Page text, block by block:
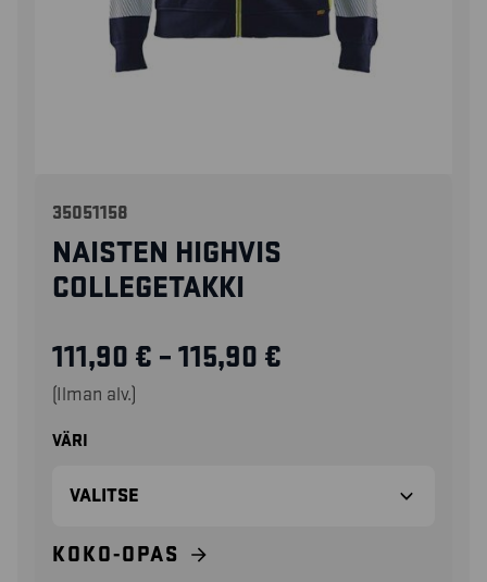
35051158
NAISTEN HIGHVIS
COLLEGETAKKI
111,90 € – 115,90 €
(Ilman alv.)
VÄRI
KOKO-OPAS